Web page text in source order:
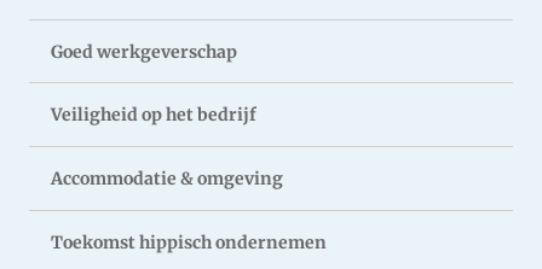
Goed werkgeverschap
Veiligheid op het bedrijf
Accommodatie & omgeving
Toekomst hippisch ondernemen